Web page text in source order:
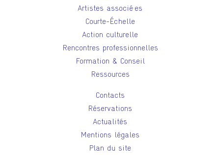
Artistes associé·es
Courte-Échelle
Action culturelle
Rencontres professionnelles
Formation & Conseil
Ressources
Contacts
Réservations
Actualités
Mentions légales
Plan du site